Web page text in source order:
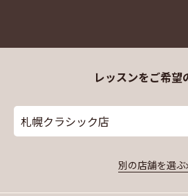
レッスンをご希望
札幌クラシック店
別の店舗を選ぶ